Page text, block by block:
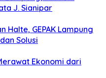
J. Sianipar
Halte, GEPAK Lampung
Solusi
Ekonomi dari